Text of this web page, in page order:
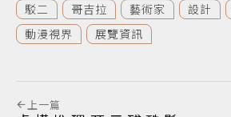
駁二 哥吉拉 藝術家 設計
動漫視界
展覽資訊
上一篇